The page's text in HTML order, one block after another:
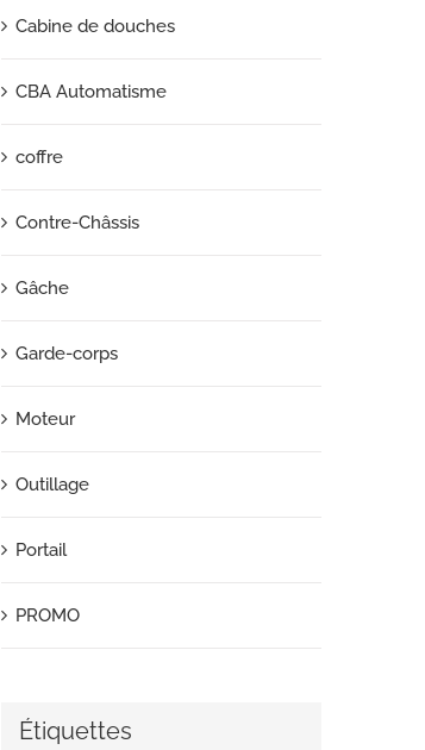
Cabine de douches
CBA Automatisme
coffre
Contre-Châssis
Gâche
Garde-corps
Moteur
Outillage
Portail
PROMO
Étiquettes